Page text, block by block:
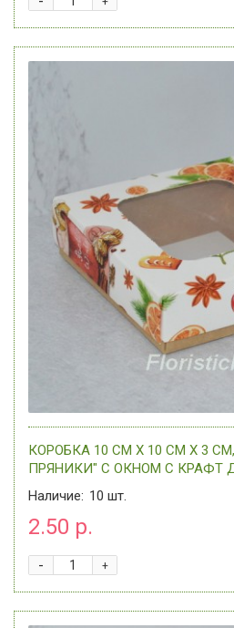
КОРОБКА 10 СМ Х 10 СМ Х 3
ПРЯНИКИ" С ОКНОМ C КРАФТ
Наличие: 10 шт.
2.50 р.
+
-